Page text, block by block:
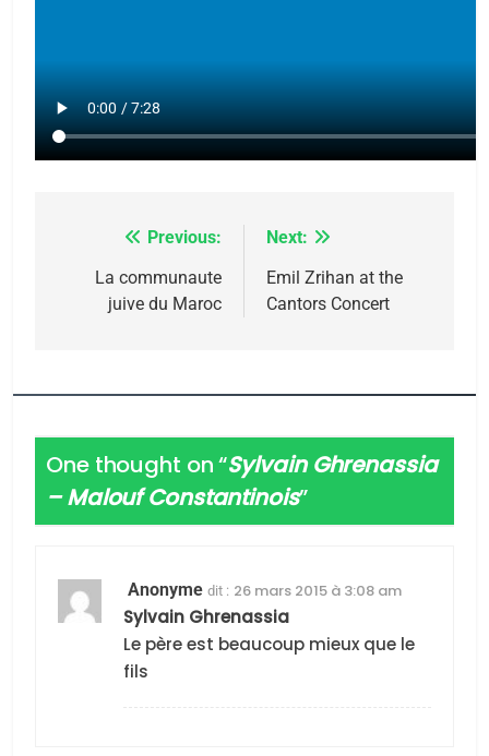
Navigation
l’article
Previous:
La communaute
juive du Maroc
Next:
Emil Zrihan at the
Cantors Concert
One thought on “Sylvain Ghrenassia
– Malouf Constantinois”
Anonyme dit : 26 mars 2015 à 3:08 am
Sylvain Ghrenassia
Le père est beaucoup mieux que le
fils
2025, l’année la plus
meurtrière selon le
6
POURQUOI JE REVENDIQUE
MA JUDAÏTE par Thérèse
Zrihen-Dvir
ISRAÉL JUDAISME
Jacques Hadida